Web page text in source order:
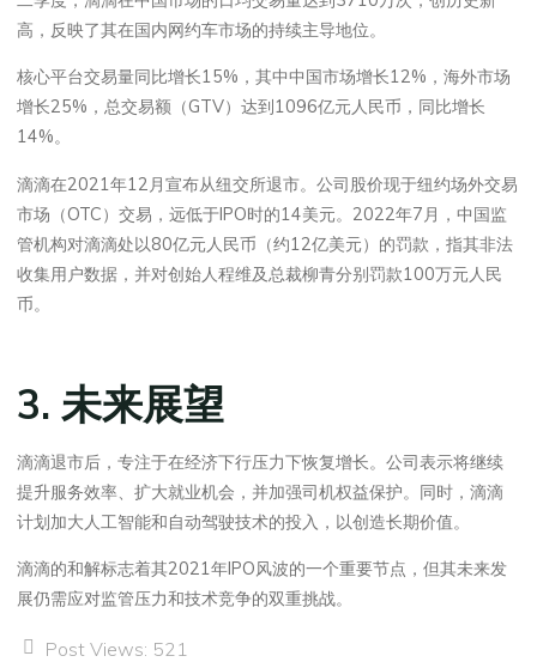
高，反映了其在国内网约车市场的持续主导地位。
核心平台交易量同比增长15%，其中中国市场增长12%，海外市场
增长25%，总交易额（GTV）达到1096亿元人民币，同比增长
14%。
滴滴在2021年12月宣布从纽交所退市。公司股价现于纽约场外交易
市场（OTC）交易，远低于IPO时的14美元。2022年7月，中国监
管机构对滴滴处以80亿元人民币（约12亿美元）的罚款，指其非法
收集用户数据，并对创始人程维及总裁柳青分别罚款100万元人民
币。
3. 未来展望
滴滴退市后，专注于在经济下行压力下恢复增长。公司表示将继续
提升服务效率、扩大就业机会，并加强司机权益保护。同时，滴滴
计划加大人工智能和自动驾驶技术的投入，以创造长期价值。
滴滴的和解标志着其2021年IPO风波的一个重要节点，但其未来发
展仍需应对监管压力和技术竞争的双重挑战。
Post Views: 521